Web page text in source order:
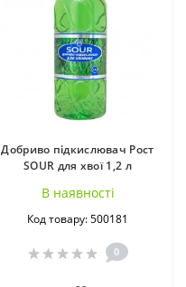
Добриво підкислювач Рост
SOUR для хвої 1,2 л
В наявностi
Код товару: 500181
0